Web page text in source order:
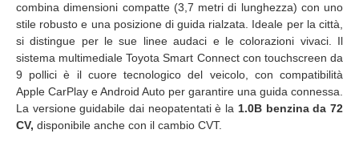
combina dimensioni compatte (3,7 metri di lunghezza) con uno
stile robusto e una posizione di guida rialzata. Ideale per la città,
si distingue per le sue linee audaci e le colorazioni vivaci. Il
sistema multimediale Toyota Smart Connect con touchscreen da
9 pollici è il cuore tecnologico del veicolo, con compatibilità
Apple CarPlay e Android Auto per garantire una guida connessa.
La versione guidabile dai neopatentati è la 1.0B benzina da 72
CV, disponibile anche con il cambio CVT.